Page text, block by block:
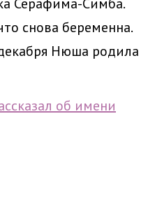
снова беременна.
Нюша родила
об имени